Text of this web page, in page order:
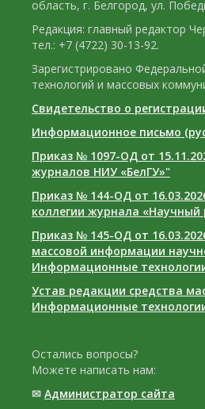
область, г. Белгород, ул.
Редакция: главный редактор
тел.: +7 (4722) 30-13-92.
Зарегистрировано
технологий и массовых
Свидетельство о
Информационное письмо
Приказ № 1097-ОД от
журналов НИУ «БелГУ»"
Приказ № 144-ОД от
коллегии журнала
Приказ № 145-ОД от
массовой информации
Информационные
Устав редакции средства
Информационные
Остались вопросы?
Можете написать нам:
✉ Администратор сайта